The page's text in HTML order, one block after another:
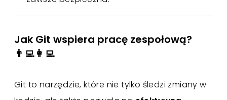
Jak Git wspiera pracę zespołową?
👨‍💻👩‍💻
Git to narzędzie, które nie tylko śledzi zmiany w